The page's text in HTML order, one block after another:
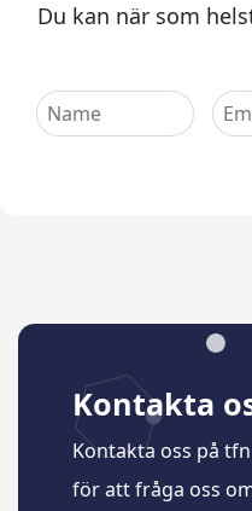
Du kan när som
Kontakta
Kontakta oss på
för att fråga oss